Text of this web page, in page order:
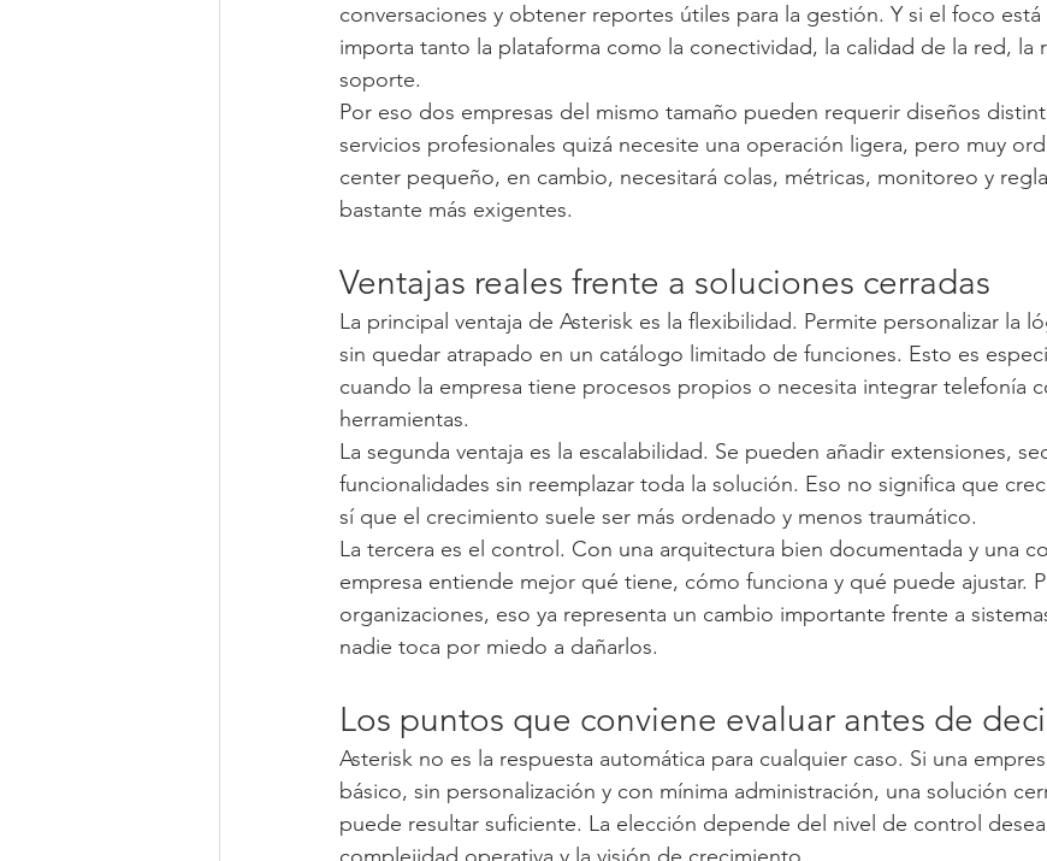
conversaciones y obtener reportes útiles para la gestión. Y si el foco
importa tanto la plataforma como la conectividad, la calidad de la red, la
soporte.
Por eso dos empresas del mismo tamaño pueden requerir diseños
servicios profesionales quizá necesite una operación ligera, pero muy
center pequeño, en cambio, necesitará colas, métricas, monitoreo y
bastante más exigentes.
Ventajas reales frente a soluciones cerradas
La principal ventaja de Asterisk es la flexibilidad. Permite personalizar la
sin quedar atrapado en un catálogo limitado de funciones. Esto es
cuando la empresa tiene procesos propios o necesita integrar telefonía
herramientas.
La segunda ventaja es la escalabilidad. Se pueden añadir extensiones,
funcionalidades sin reemplazar toda la solución. Eso no significa que
sí que el crecimiento suele ser más ordenado y menos traumático.
La tercera es el control. Con una arquitectura bien documentada y una
empresa entiende mejor qué tiene, cómo funciona y qué puede ajustar.
organizaciones, eso ya representa un cambio importante frente a
nadie toca por miedo a dañarlos.
Los puntos que conviene evaluar antes de
Asterisk no es la respuesta automática para cualquier caso. Si una
básico, sin personalización y con mínima administración, una solución
puede resultar suficiente. La elección depende del nivel de control